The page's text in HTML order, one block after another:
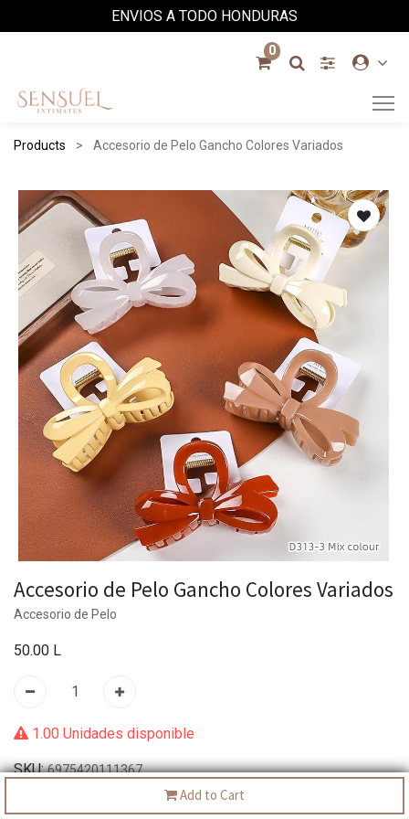
ENVIOS A TODO HONDURAS
0
Products Accesorio de Pelo Gancho Colores Variados
Add to Cart
Accesorio de Pelo Gancho Colores Variados
Accesorio de Pelo
50.00 L
1.00 Unidades disponible
SKU: 6975420111367